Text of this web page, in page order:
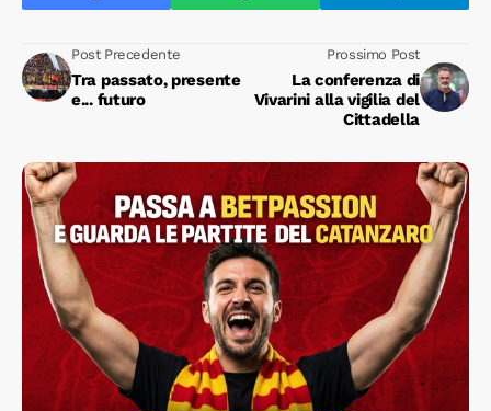
Post Precedente
Tra passato, presente
e... futuro
Prossimo Post
La conferenza di
Vivarini alla vigilia del
Cittadella